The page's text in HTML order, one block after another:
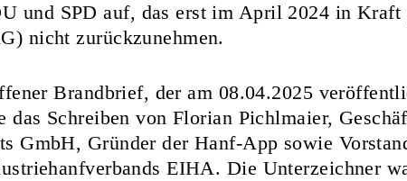
und SPD auf, das erst im April 2024 in Kraft
nicht zurückzunehmen.
Brandbrief, der am 08.04.2025
Schreiben von Florian Pichlmaier,
GmbH, Gründer der Hanf-App sowie
EIHA. Die Unterzeichner